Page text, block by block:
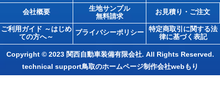
会社概要
生地サンプル
無料請求
お見積り・ご注文
ご利用ガイド ～はじめ
ての方へ～
プライバシーポリシー
特定商取引に関する法
律に基づく表記
Copyright © 2023 関西自動車装備有限会社. All Rights Reserved.
technical support鳥取のホームページ制作会社webもり